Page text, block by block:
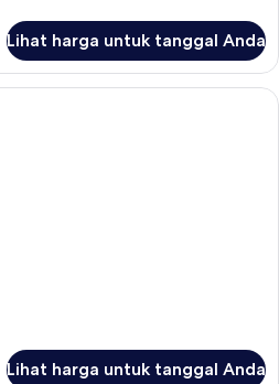
Lihat harga untuk tanggal Anda
Kamar Deluks | Minibar, brankas,
Lihat harga untuk tanggal Anda